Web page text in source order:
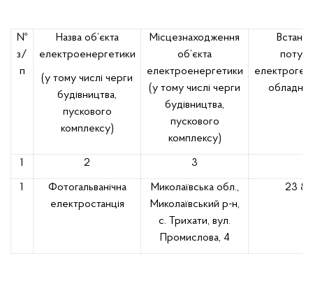
№
з/
п
Назва об’єкта
електроенергетики
(у тому числі черги
будівництва,
пускового
комплексу)
Місцезнаходження
об’єкта
електроенергетики
(у тому числі черги
будівництва,
пускового
комплексу)
1 2 3
1
Фотогальванічна
електростанція
Миколаївська обл.,
Миколаївський р-н,
с. Трихати, вул.
Промислова, 4
23